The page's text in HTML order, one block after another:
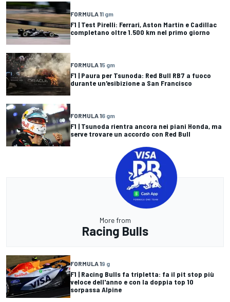
FORMULA 11 gm
F1 | Test Pirelli: Ferrari, Aston Martin e Cadillac
completano oltre 1.500 km nel primo giorno
FORMULA 15 gm
F1 | Paura per Tsunoda: Red Bull RB7 a fuoco
durante un'esibizione a San Francisco
FORMULA 16 gm
F1 | Tsunoda rientra ancora nei piani Honda, ma
serve trovare un accordo con Red Bull
More from
Racing Bulls
FORMULA 19 g
F1 | Racing Bulls fa tripletta: fa il pit stop più
veloce dell'anno e con la doppia top 10
sorpassa Alpine